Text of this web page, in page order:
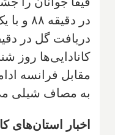
در
کانادایی‌ها روز
مقابل فرانسه
به مصاف شیلی
اخبار استان‌های